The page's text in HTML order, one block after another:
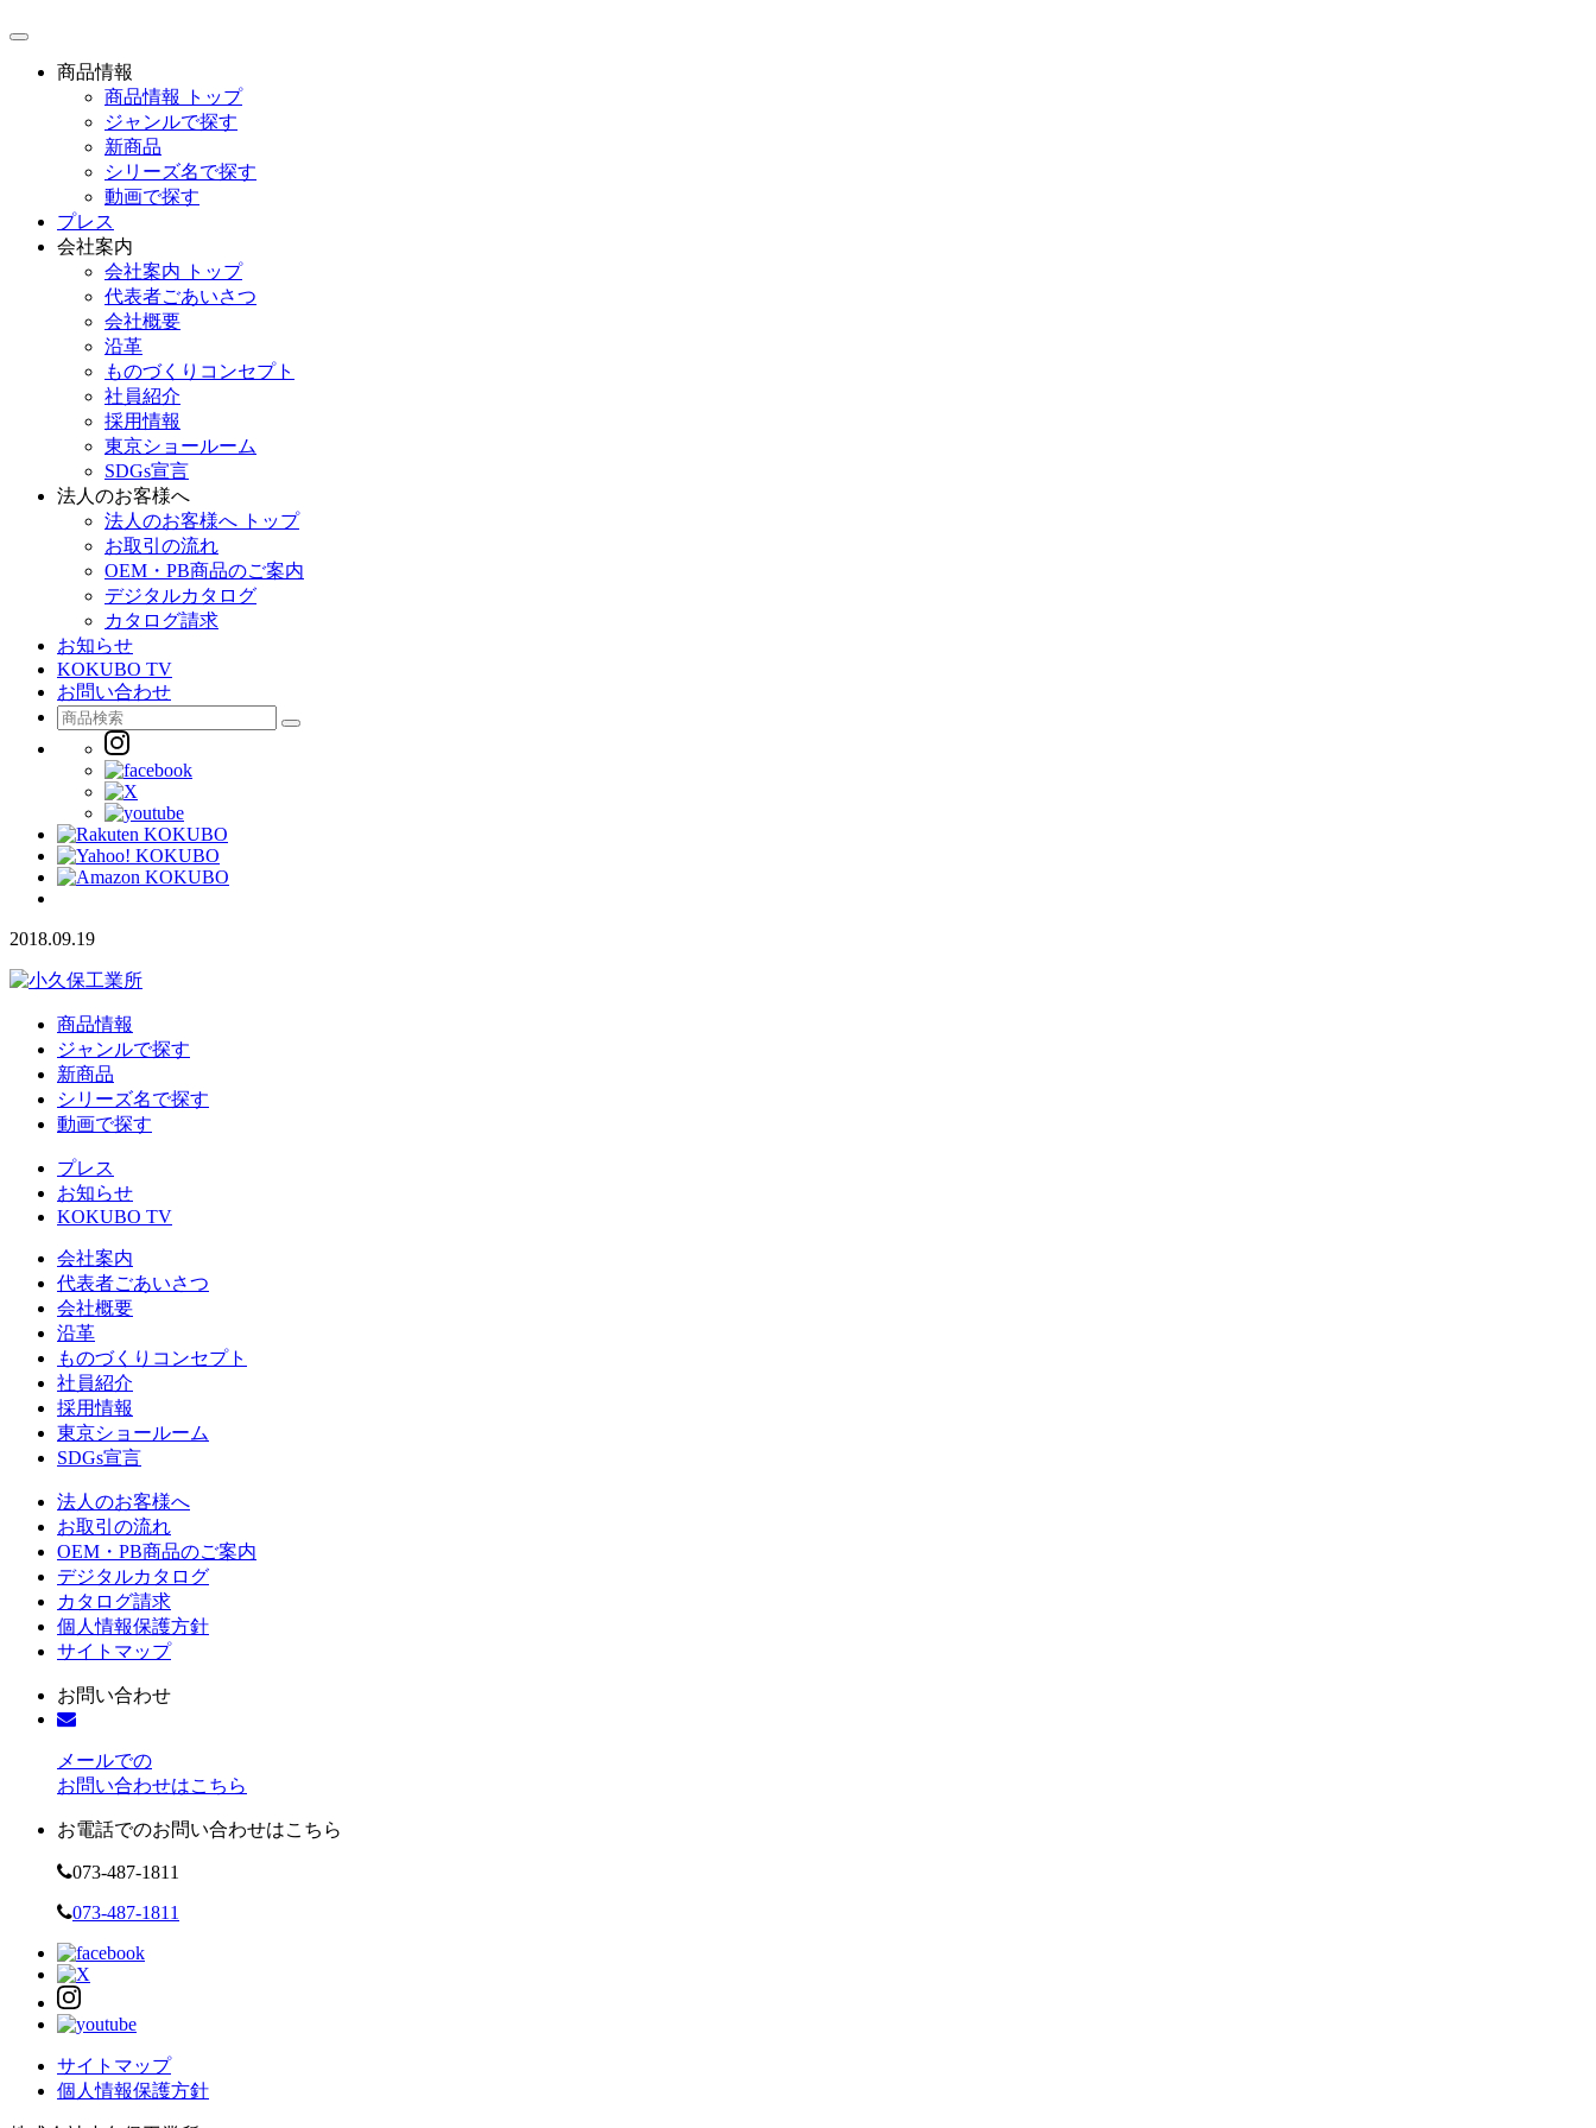
toggle
navigation商品情報
商品情報 トップ
ジャンルで探す
新商品
シリーズ名で探す
動画で探す
プレス
会社案内
会社案内 トップ
代表者ごあいさつ
会社概要
沿革
ものづくりコンセプト
社員紹介
採用情報
東京ショールーム
SDGs宣言
法人のお客様へ
法人のお客様へ トップ
お取引の流れ
OEM・PB商品のご案内
デジタルカタログ
カタログ請求
お知らせ
KOKUBO TV
お問い合わせ
2018.09.19
商品情報
ジャンルで探す
新商品
シリーズ名で探す
動画で探す
プレス
お知らせ
KOKUBO TV
会社案内
代表者ごあいさつ
会社概要
沿革
ものづくりコンセプト
社員紹介
採用情報
東京ショールーム
SDGs宣言
法人のお客様へ
お取引の流れ
OEM・PB商品のご案内
デジタルカタログ
カタログ請求
個人情報保護方針
サイトマップ
お問い合わせ
メールでの
お問い合わせはこちら
お電話でのお問い合わせはこちら
073-487-1811
073-487-1811
サイトマップ
個人情報保護方針